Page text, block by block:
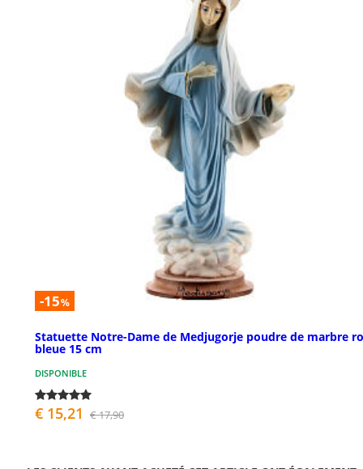
-15%
Statuette Notre-Dame de Medjugorje poudre de marbre
bleue 15 cm
DISPONIBLE
€ 15,21 € 17,90